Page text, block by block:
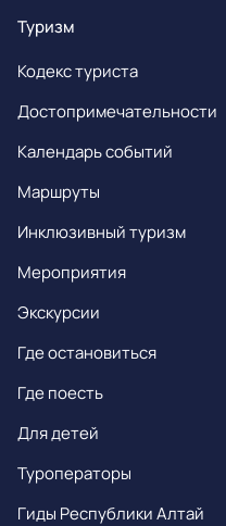
Туризм
Кодекс туриста
Достопримечательности
Календарь событий
Маршруты
Инклюзивный туризм
Мероприятия
Экскурсии
Где остановиться
Где поесть
Для детей
Туроператоры
Гиды Республики Алтай